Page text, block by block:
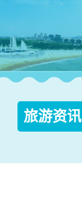
旅游资讯